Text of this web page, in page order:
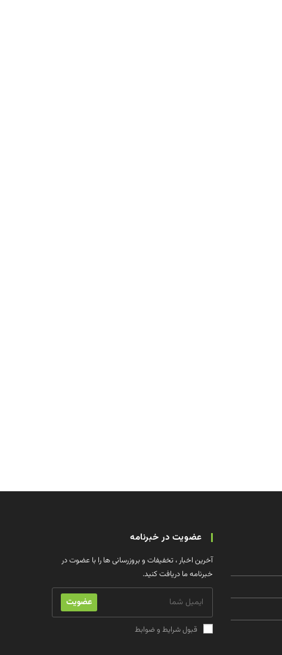
عضویت در خبرنامه
آخرین اخبار ، تخفیفات و بروزرسانی ها را با عضوت در
خبرنامه ما دریافت کنید.
عضویت
قبول شرایط و ضوابط